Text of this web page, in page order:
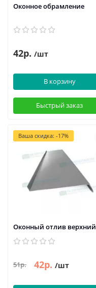
Оконное обрамление
42р. /шт
В корзину
Быстрый заказ
Ваша скидка: -17%
Оконный отлив верхний
51р. 42р. /шт